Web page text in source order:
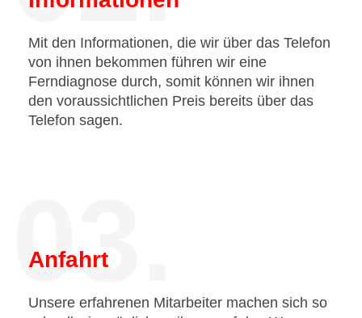
Mit den Informationen, die wir über das Telefon
von ihnen bekommen führen wir eine
Ferndiagnose durch, somit können wir ihnen
den voraussichtlichen Preis bereits über das
Telefon sagen.
03.
Anfahrt
Unsere erfahrenen Mitarbeiter machen sich so